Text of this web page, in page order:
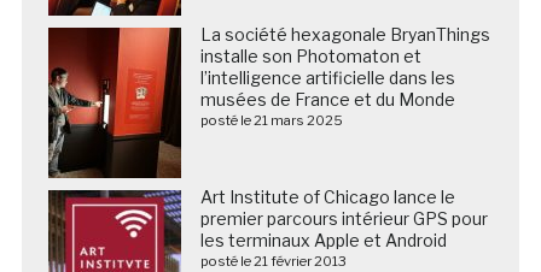
La société hexagonale BryanThings
installe son Photomaton et
l’intelligence artificielle dans les
musées de France et du Monde
posté le 21 mars 2025
Art Institute of Chicago lance le
premier parcours intérieur GPS pour
les terminaux Apple et Android
posté le 21 février 2013